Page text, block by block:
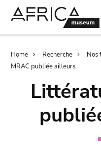
Home Recherche Nos
MRAC publiée ailleurs